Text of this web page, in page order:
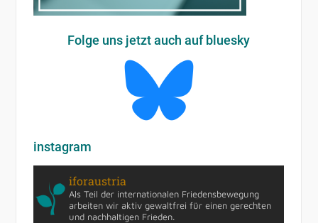
Folge uns jetzt auch auf bluesky
instagram
iforaustria
Als Teil der internationalen Friedensbewegung
arbeiten wir aktiv gewaltfrei für einen gerechten
und nachhaltigen Frieden.